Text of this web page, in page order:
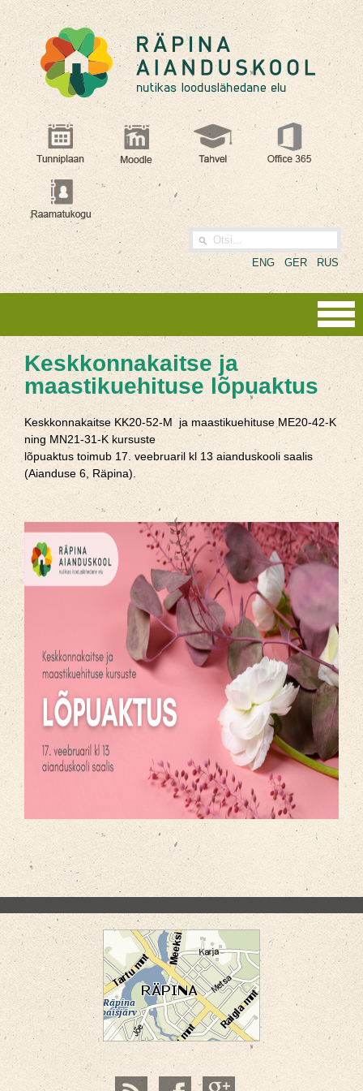
ENG GER RUS
Keskkonnakaitse ja
maastikuehituse lõpuaktus
Keskkonnakaitse KK20-52-M ja maastikuehituse ME20-42-K
ning MN21-31-K kursuste
lõpuaktus toimub 17. veebruaril kl 13 aianduskooli saalis
(Aianduse 6, Räpina).